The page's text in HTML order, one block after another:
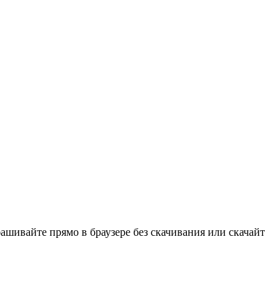
прямо в браузере без скачивания или